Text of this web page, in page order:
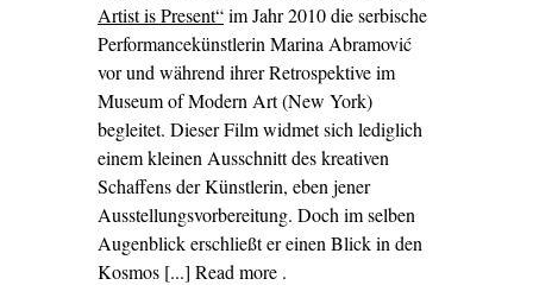
Artist is Present“im Jahr 2010 die serbische
Performancekünstlerin Marina Abramović
vor und während ihrer Retrospektive im
Museum of Modern Art (New York)
begleitet. Dieser Film widmet sich lediglich
einem kleinen Ausschnitt des kreativen
Schaffens der Künstlerin, eben jener
Ausstellungsvorbereitung. Doch im selben
Augenblick erschließt er einen Blick in den
Kosmos [...] Read more – ‘Marina Abramović –
.